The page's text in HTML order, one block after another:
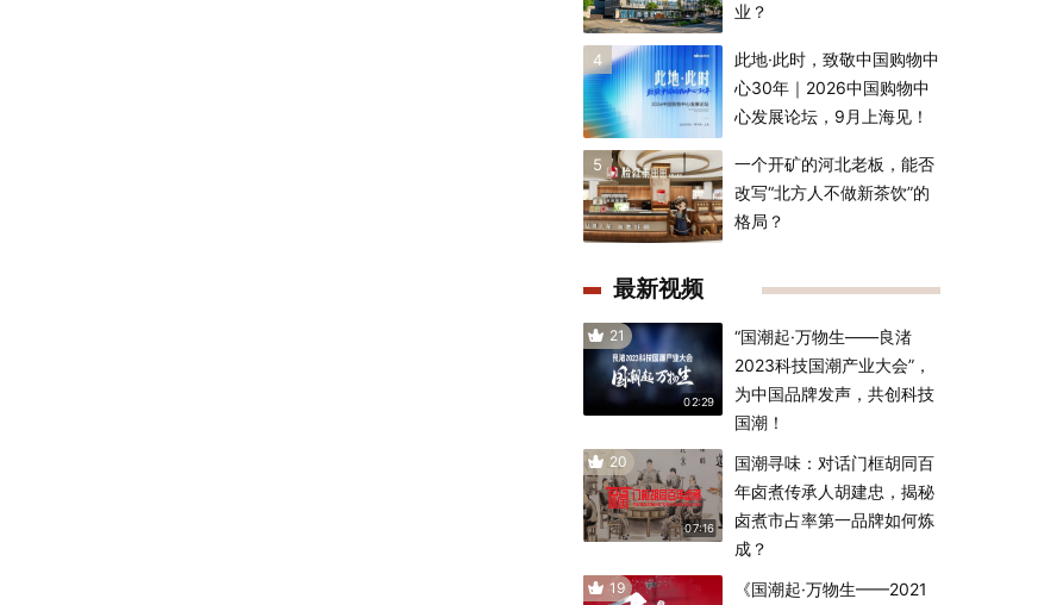
业？
4
此地·此时，致敬中国购物中
心30年｜2026中国购物中
心发展论坛，9月上海见！
5
一个开矿的河北老板，能否
改写“北方人不做新茶饮”的
格局？
最新视频
21
02:29
“国潮起·万物生——良渚
2023科技国潮产业大会”，
为中国品牌发声，共创科技
国潮！
20
07:16
国潮寻味：对话门框胡同百
年卤煮传承人胡建忠，揭秘
卤煮市占率第一品牌如何炼
成？
19
《国潮起·万物生——2021